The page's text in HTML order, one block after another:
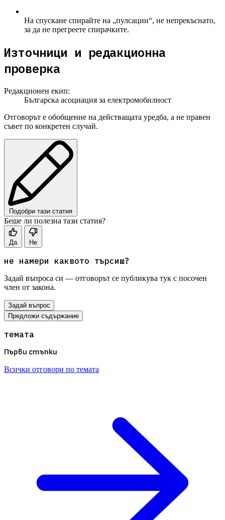
На спускане спирайте на „пулсации“, не непрекъснато,
за да не прегреете спирачките.
Източници и редакционна
проверка
Редакционен екип:
Българска асоциация за електромобилност
Отговорът е обобщение на действащата уредба, а не правен
съвет по конкретен случай.
Подобри тази статия
Беше ли полезна тази статия?
Да Не
не намери каквото търсиш?
Задай въпроса си — отговорът се публикува тук с посочен
член от закона.
Задай въпрос
Предложи съдържание
темата
Първи стъпки
Всички отговори по темата